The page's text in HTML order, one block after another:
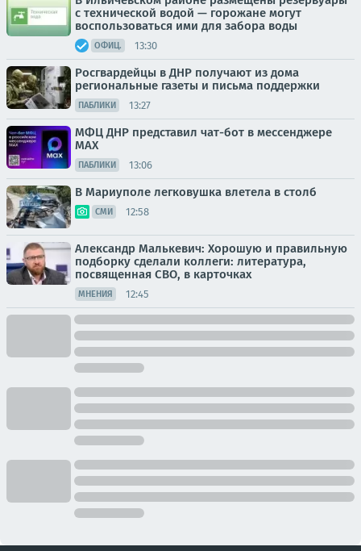
с технической водой — горожане могут
воспользоваться ими для забора воды
ОФИЦ. 13:30
Росгвардейцы в ДНР получают из дома
региональные газеты и письма поддержки
ПАБЛИКИ 13:27
МФЦ ДНР представил чат-бот в мессенджере
MAX
ПАБЛИКИ 13:06
В Мариуполе легковушка влетела в столб
СМИ 12:58
Александр Малькевич: Хорошую и правильную
подборку сделали коллеги: литература,
посвященная СВО, в карточках
МНЕНИЯ 12:45